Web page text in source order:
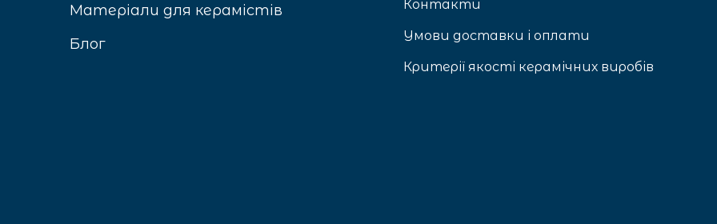
Матеріали для керамістів
Блог
Контакти
Умови доставки і оплати
Критерії якості керамічних виробів